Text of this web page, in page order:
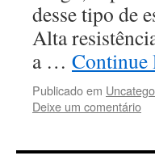
desse tipo de
Alta
a … Continue
Publicado em
Deixe um comentário